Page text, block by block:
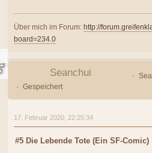
Über mich im Forum: http://
board=234.0
Seanchui
Gespeichert
17. Februar 2020, 22:25:34
#5 Die Lebende Tote (Ein SF-Comic)